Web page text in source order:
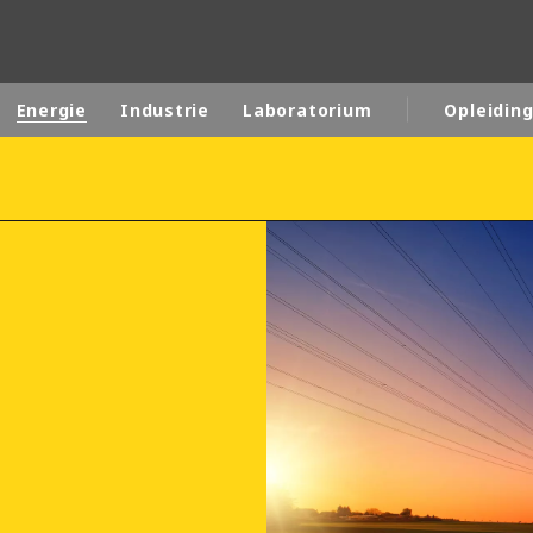
EUROPE
LATIN AMERICA
NORTH AMERICA
Energie Industrie Laboratorium